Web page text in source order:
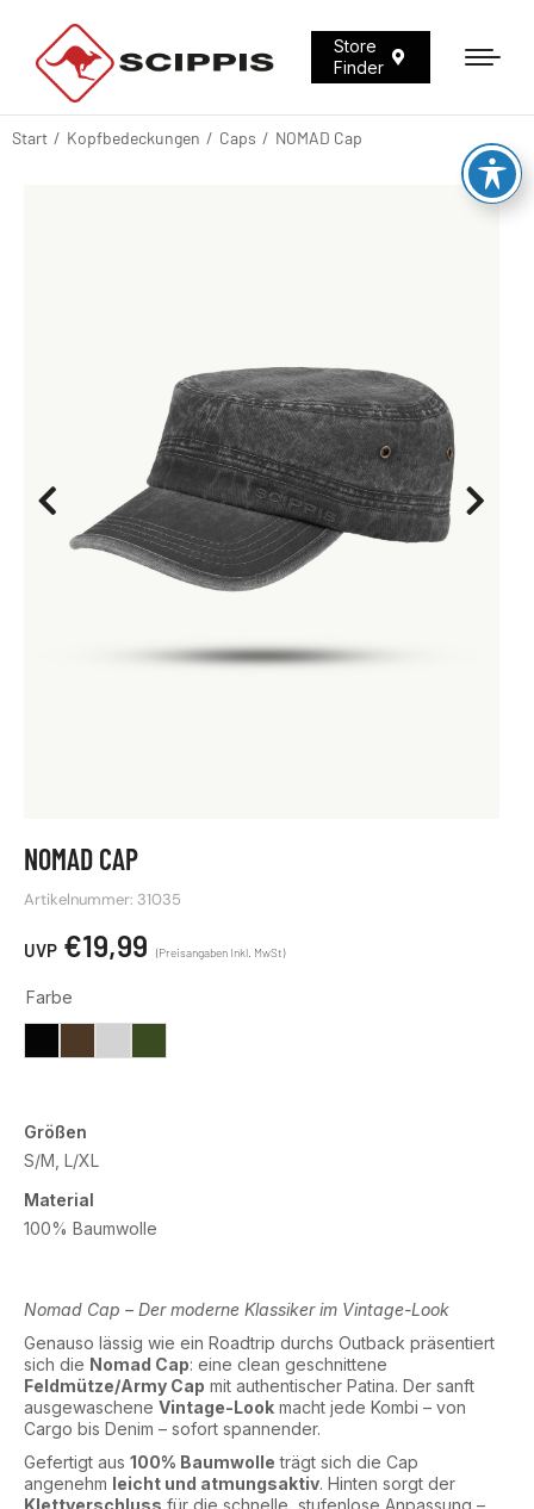
Store
Finder
Sie befinden sich hier:
Start Kopfbedeckungen Caps NOMAD Cap
NOMAD CAP
Artikelnummer: 31035
€19,99
Farbe
Größen
S/M, L/XL
Material
100% Baumwolle
Nomad Cap – Der moderne Klassiker im Vintage-Look
Genauso lässig wie ein Roadtrip durchs Outback präsentiert
sich die Nomad Cap: eine clean geschnittene
Feldmütze/Army Cap mit authentischer Patina. Der sanft
ausgewaschene Vintage-Look macht jede Kombi – von
Cargo bis Denim – sofort spannender.
Gefertigt aus 100% Baumwolle trägt sich die Cap
angenehm leicht und atmungsaktiv. Hinten sorgt der
Klettverschluss für die schnelle, stufenlose Anpassung –